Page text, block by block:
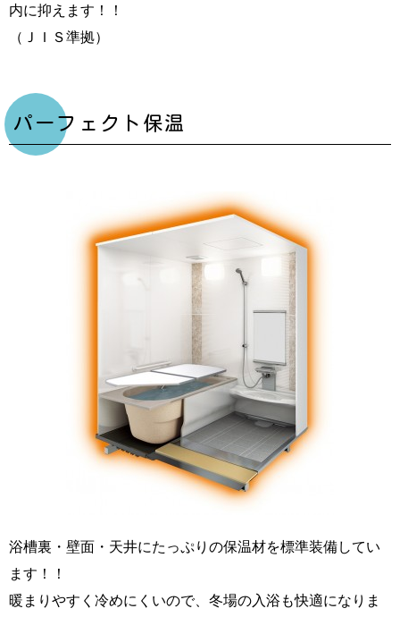
内に抑えます！！
（ＪＩＳ準拠）
パーフェクト保温
浴槽裏・壁面・天井にたっぷりの保温材を標準装備してい
ます！！
暖まりやすく冷めにくいので、冬場の入浴も快適になりま